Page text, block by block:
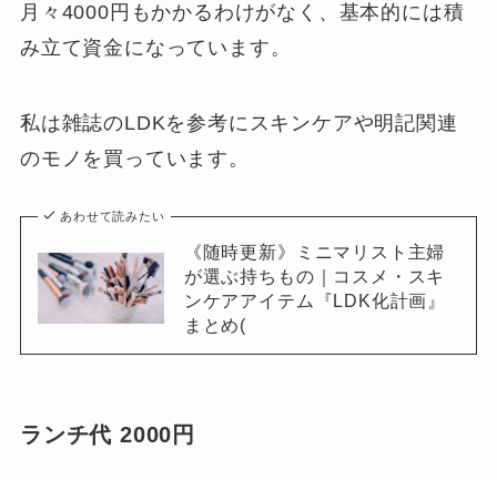
月々4000円もかかるわけがなく、基本的には積
み立て資金になっています。
私は雑誌のLDKを参考にスキンケアや明記関連
のモノを買っています。
あわせて読みたい
《随時更新》ミニマリスト主婦
が選ぶ持ちもの｜コスメ・スキ
ンケアアイテム『LDK化計画』
まとめ(
ランチ代 2000円